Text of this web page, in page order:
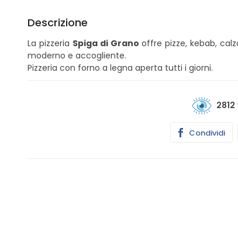
Descrizione
La pizzeria Spiga di Grano offre pizze, kebab,
moderno e accogliente.
Pizzeria con forno a legna aperta tutti i giorni.
2812
Condividi